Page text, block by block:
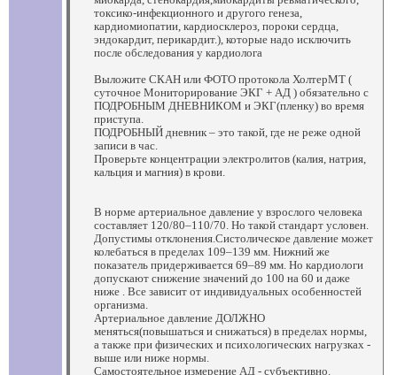
токсико-инфекционного и другого генеза,
кардиомиопатии, кардиосклероз, пороки сердца,
эндокардит, перикардит.), которые надо исключить
после обследования у кардиолога
Выложите СКАН или ФОТО протокола ХолтерМТ (
суточное Мониторирование ЭКГ + АД ) обязательно с
ПОДРОБНЫМ ДНЕВНИКОМ и ЭКГ(пленку) во время
приступа.
ПОДРОБНЫЙ дневник – это такой, где не реже одной
записи в час.
Проверьте концентрации электролитов (калия, натрия,
кальция и магния) в крови.
В норме артериальное давление у взрослого человека
составляет 120/80–110/70. Но такой стандарт условен.
Допустимы отклонения.Систолическое давление может
колебаться в пределах 109–139 мм. Нижний же
показатель придерживается 69–89 мм. Но кардиологи
допускают снижение значений до 100 на 60 и даже
ниже . Все зависит от индивидуальных особенностей
организма.
Артериальное давление ДОЛЖНО
меняться(повышаться и снижаться) в пределах нормы,
а также при физических и психологических нагрузках -
выше или ниже нормы.
Самостоятельное измерение АД - субъективно.